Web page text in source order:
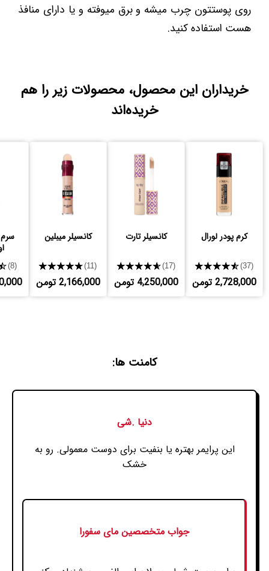
روی پوستتون چرب میشه و برق میوفته و یا دارای منافذ
هست استفاده کنید.
خریداران این محصول، محصولات زیر را هم
خریده‌اند
کرم پودر لورال
★★★★★(37)
2,728,000 تومن
کانسیلر تارت
★★★★★(17)
4,250,000 تومن
کانسیلر میبلین
★★★★★(11)
2,166,000 تومن
سرم
(8)
کامنت ها:
دنیا .شی
این پرایمر بهتره یا بنفیت برای دوست معمولی. رو به
خشک
جواب متخصصین مای سفورا